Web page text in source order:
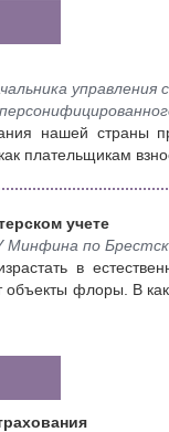
нашей страны
плательщикам
учете
по
в
флоры. В